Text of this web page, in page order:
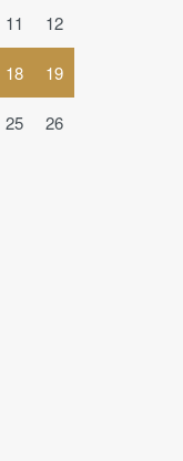
11 12
18 19
25 26